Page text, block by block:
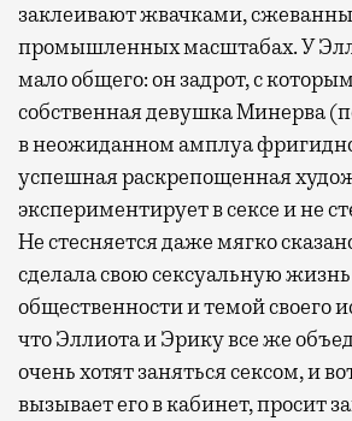
заклеивают жвачками,
промышленных масштабах. У
мало общего: он задрот, с
собственная девушка Минерва
в неожиданном амплуа
успешная раскрепощенная
экспериментирует в сексе и не
Не стесняется даже мягко
сделала свою сексуальную
общественности и темой своего
что Эллиота и Эрику все же
очень хотят заняться сексом, и
вызывает его в кабинет, просит